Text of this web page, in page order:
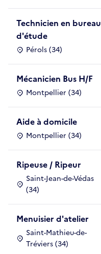
Technicien en bureau
d'étude
Pérols (34)
Mécanicien Bus H/F
Montpellier (34)
Aide à domicile
Montpellier (34)
Ripeuse / Ripeur
Saint-Jean-de-Védas
(34)
Menuisier d'atelier
Saint-Mathieu-de-
Tréviers (34)